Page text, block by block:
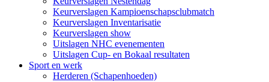
Keurverslagen Kampioenschapsclubmatch
Keurverslagen Inventarisatie
Keurverslagen show
Uitslagen NHC evenementen
Uitslagen Cup- en Bokaal resultaten
Sport en werk
Herderen (Schapenhoeden)